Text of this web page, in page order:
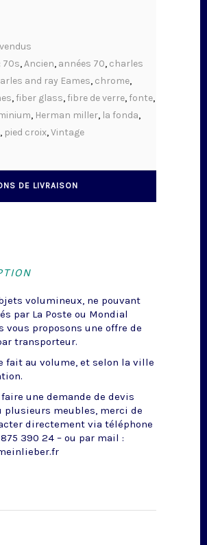
vendus
70s,Ancien, années 70, charles
and ray Eames, chrome,
,fiber glass,fibre de verre,fonte,
, Herman miller, la fonda,
, pied croix,Vintage
DE LIVRAISON
volumineux, ne pouvant
par La Poste ou Mondial
vous proposons une offre de
transporteur.
fait au volume, et selon la ville
une demande de devis
plusieurs meubles, merci de
directement via téléphone
390 24 – ou par mail :